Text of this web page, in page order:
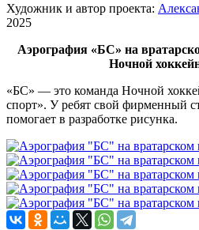
Художник и автор проекта:
2025
Аэрография «БС» на
Ночной
«БС» — это команда Ночной
спорт». У ребят свой фирменный
помогает в разработке рисунка.